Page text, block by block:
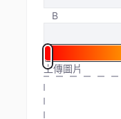
B
上傳圖片